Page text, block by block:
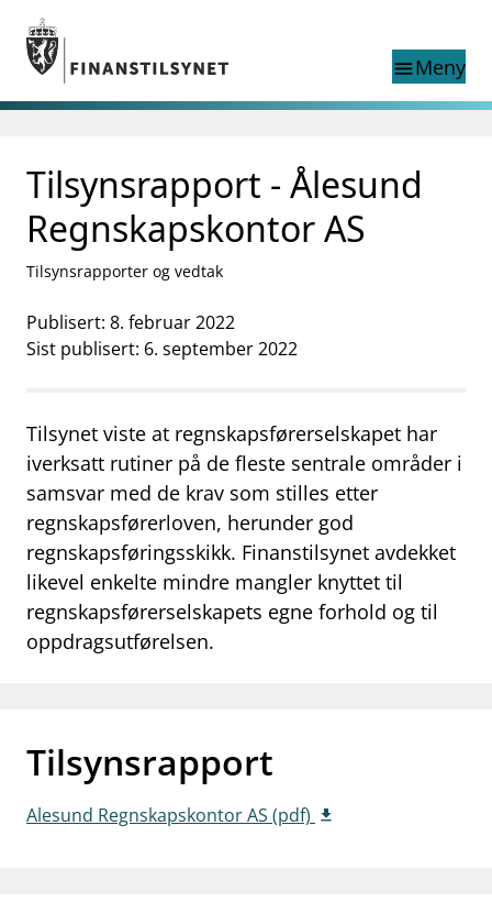
Gå til hovedinnhold
Gå til søkesiden
menuMeny
nettstedet
language
English
This page does not
exist in English
English home page
Tilsyn
Aktuelt
Finanstilsynets registre
Tema
businessOm Finanstilsynet
mail_outline Kontakt oss
work_outlineJobb hos oss
dashboardInformasjon for investorer
notifications_noneAbonner på nyhetsvarsel
Tilsynsrapport - Ålesund
Regnskapskontor AS
Tilsynsrapporter og vedtak
Publisert: 8. februar 2022
Sist publisert: 6. september 2022
Tilsynet viste at regnskapsførerselskapet har
iverksatt rutiner på de fleste sentrale områder i
samsvar med de krav som stilles etter
regnskapsførerloven, herunder god
regnskapsføringsskikk. Finanstilsynet avdekket
likevel enkelte mindre mangler knyttet til
regnskapsførerselskapets egne forhold og til
oppdragsutførelsen.
Tilsynsrapport
Alesund Regnskapskontor AS (pdf)